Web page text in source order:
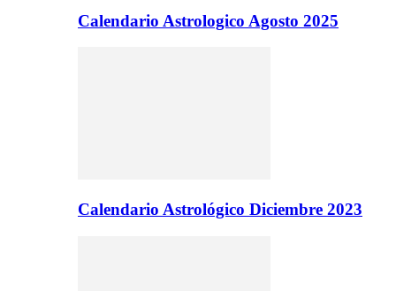
Calendario Astrologico Agosto 2025
Calendario Astrológico Diciembre 2023